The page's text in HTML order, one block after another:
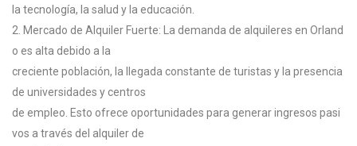
la tecnología, la salud y la educación.
2. Mercado de Alquiler Fuerte: La demanda de alquileres en Orland
o es alta debido a la
creciente población, la llegada constante de turistas y la presencia
de universidades y centros
de empleo. Esto ofrece oportunidades para generaringresos pasi
vos a través del alquiler de